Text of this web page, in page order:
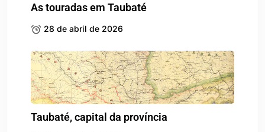
As touradas em Taubaté
28 de abril de 2026
Taubaté, capital da província